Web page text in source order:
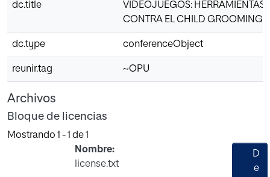
dc.title
VIDEOJUEGOS: HERRAMIENTAS
CONTRA EL CHILD GROOMING
dc.type conferenceObject
reunir.tag ~OPU
Archivos
Bloque de licencias
Mostrando 1 - 1 de 1
Nombre:
license.txt
D
e